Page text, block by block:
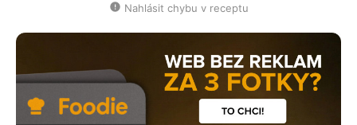
Nahlásit chybu v receptu